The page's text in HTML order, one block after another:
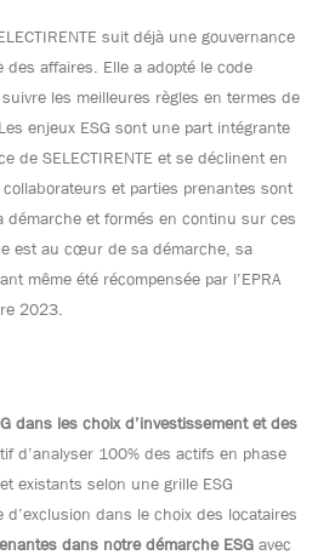
suit déjà une gouvernance
affaires. Elle a adopté le code
suivre les meilleures règles en termes de
enjeux ESG sont une part intégrante
de SELECTIRENTE et se déclinent en
et parties prenantes sont
démarche et formés en continu sur ces
est au cœur de sa démarche, sa
même été récompensée par l’EPRA
2023.
dans les choix d’investissement et des
d’analyser 100% des actifs en phase
existants selon une grille ESG
dans le choix des locataires
dans notre démarche ESG avec